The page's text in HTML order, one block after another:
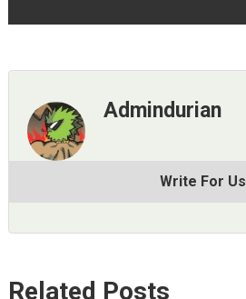
Admindurian
Write For Us
Related Posts